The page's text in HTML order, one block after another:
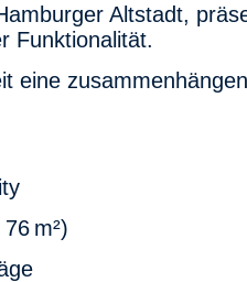
Altstadt,
Funktionalität.
m²)